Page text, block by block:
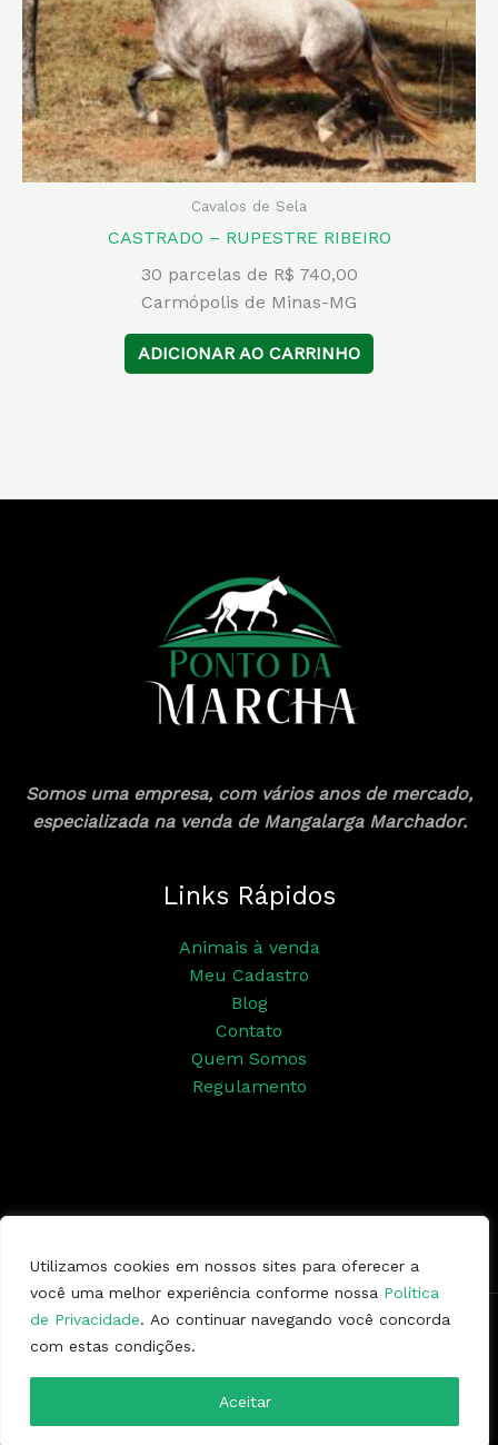
Utilizamos cookies em nossos sites para oferecer a
você uma melhor experiência conforme nossa Política
de Privacidade. Ao continuar navegando você concorda
com estas condições.
Aceitar
Cavalos de Sela
CASTRADO – RUPESTRE RIBEIRO
30 parcelas de R$ 740,00
Carmópolis de Minas-MG
ADICIONAR AO CARRINHO
Somos uma empresa, com vários anos de mercado,
especializada na venda de Mangalarga Marchador.
Links Rápidos
Animais à venda
Meu Cadastro
Blog
Contato
Quem Somos
Regulamento
Copyright © 2026 | Ponto da Marcha